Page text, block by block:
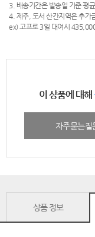
3. 배송기간은 발송일 기준 평
4. 제주, 도서 산간지역은 추가
ex) 고프로 3일 대여시
이 상품에 대해
자주묻는질
상품 정보